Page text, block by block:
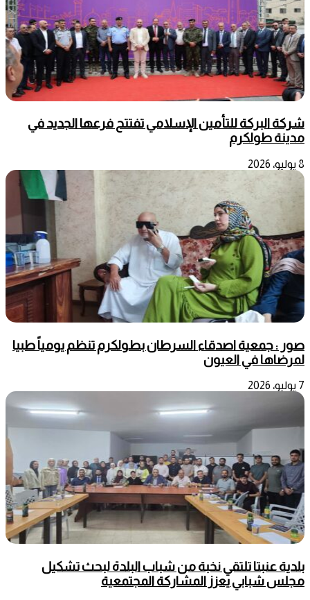
شركة البركة للتأمين الإسلامي تفتتح فرعها الجديد في
مدينة طولكرم
8 يوليو، 2026
صور : جمعية اصدقاء السرطان بطولكرم تنظم يومياً طبيا
لمرضاها في العيون
7 يوليو، 2026
بلدية عنبتا تلتقي نخبة من شباب البلدة لبحث تشكيل
مجلس شبابي يعزز المشاركة المجتمعية